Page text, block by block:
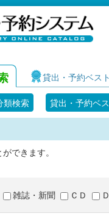
札
貸出・予約ベスト
類検索 貸出・予約ベ
できます。
雑誌・新聞 ＣＤ